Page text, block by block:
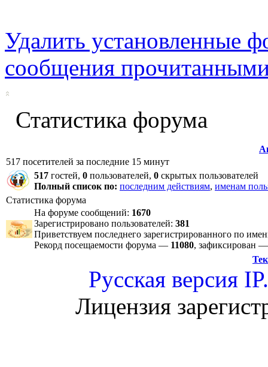
Удалить установленные
сообщения
Статистика форума
517 посетителей за последние 15 минут
517 гостей, 0 пользователей, 0 скрытых пользователей
Полный список по: последним действиям, именам
Статистика форума
На форуме сообщений: 1670
Зарегистрировано пользователей: 381
Приветствуем последнего зарегистрированного по
Рекорд посещаемости форума — 11080, зафиксирован
Русская версия
Лицензия